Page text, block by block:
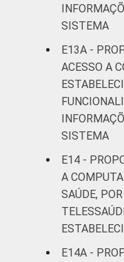
SISTEMA
E13A -
ACESSO A
SISTEMA
E14 -
A
SAÚDE,
E14A -